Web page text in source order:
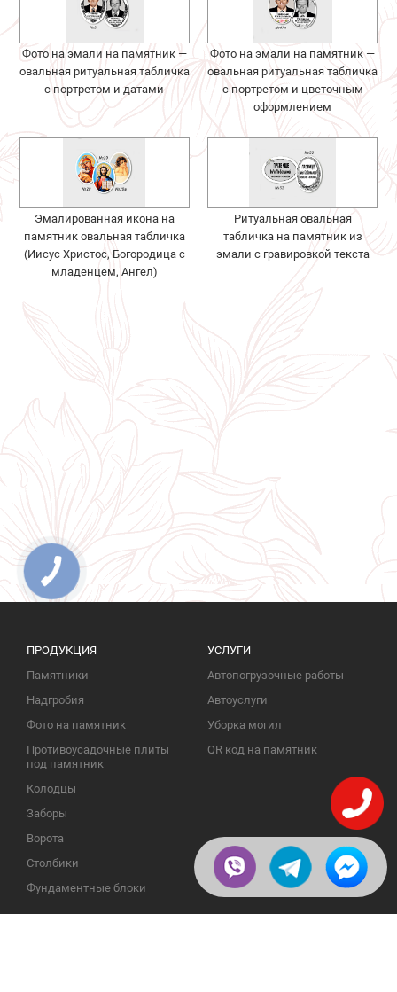
Фото на эмали на памятник —
овальная ритуальная табличка
с портретом и датами
Фото на эмали на памятник —
овальная ритуальная табличка
с портретом и цветочным
оформлением
Эмалированная икона на
памятник овальная табличка
(Иисус Христос, Богородица с
младенцем, Ангел)
Ритуальная овальная
табличка на памятник из
эмали с гравировкой текста
ПРОДУКЦИЯ
Памятники
Надгробия
Фото на памятник
Противоусадочные плиты
под памятник
Колодцы
Заборы
Ворота
Столбики
Фундаментные блоки
УСЛУГИ
Автопогрузочные работы
Автоуслуги
Уборка могил
QR код на памятник